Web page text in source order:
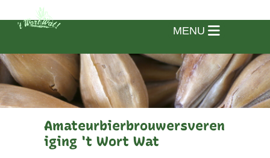
Amateurbierbrouwersveren
iging 't Wort Wat
MENU